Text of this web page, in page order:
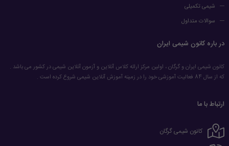
شیمی تکمیلی
سوالات متداول
در باره کانون شیمی ایران
کانون شیمی ایران و گرگان ، اولین مرکز ارائه کلاس آنلاین و آزمون آنلاین شیمی در کشور می باشد .
که از سال 84 فعالیت آموزشی خود را در زمینه آموزش آنلاین شیمی شروع کرده است .
ارتباط با ما
کانون شیمی گرگان